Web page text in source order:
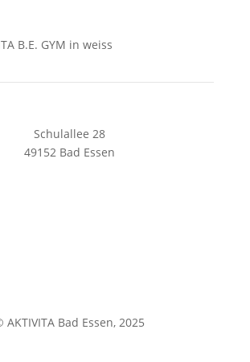
Schulallee 28
49152 Bad Essen
AKTIVITA Bad Essen, 2025